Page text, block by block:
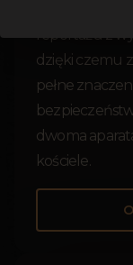
umiejętność
reportażu z
dzięki czemu
pełne
dwoma
kościele.